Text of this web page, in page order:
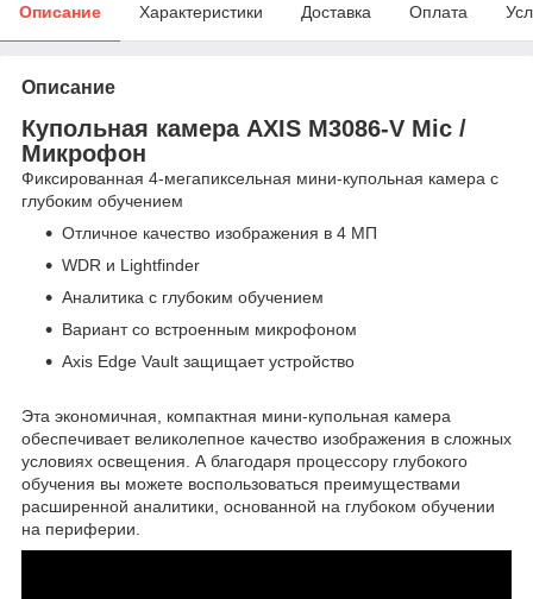
Описание Характеристики Доставка Оплата
Описание
Купольная камера AXIS M3086-V Mic /
Микрофон
Фиксированная 4-мегапиксельная мини-купольная камера с
глубоким обучением
Отличное качество изображения в 4 МП
WDR и Lightfinder
Аналитика с глубоким обучением
Вариант со встроенным микрофоном
Axis Edge Vault защищает устройство
Эта экономичная, компактная мини-купольная камера
обеспечивает великолепное качество изображения в сложных
условиях освещения. А благодаря процессору глубокого
обучения вы можете воспользоваться преимуществами
расширенной аналитики, основанной на глубоком обучении
на периферии.